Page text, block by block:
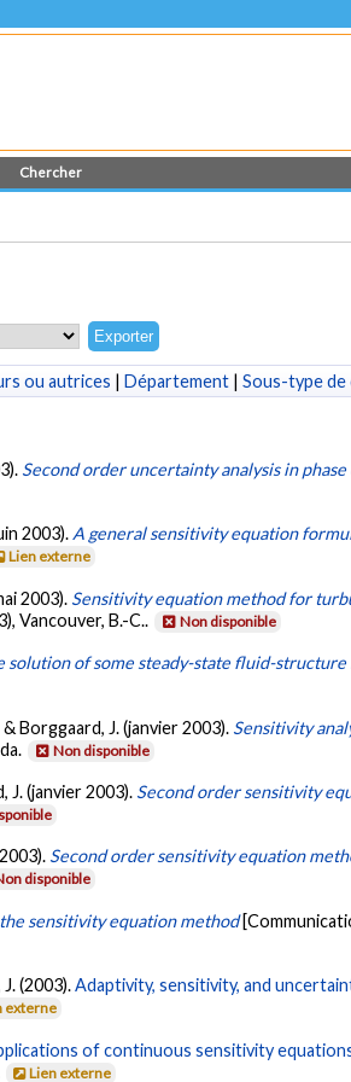
Chercher
ou autrices | Département| Sous-type de
Second order uncertainty analysis in
2003). A general sensitivity equation
Lien externe
2003). Sensitivity equation method for
Vancouver, B.-C..
Non disponible
solution of some steady-state fluid-
Borggaard, J. (janvier 2003). Sensitivity
Non disponible
J. (janvier 2003). Second order sensitivity
Second order sensitivity equation
disponible
sensitivity equation method
J. (2003).Adaptivity, sensitivity, and
externe
of continuous sensitivity
Lien externe